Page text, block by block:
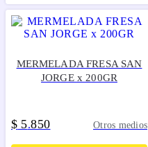
MERMELADA FRESA SAN
JORGE x 200GR
$ 5.850 Otros medios